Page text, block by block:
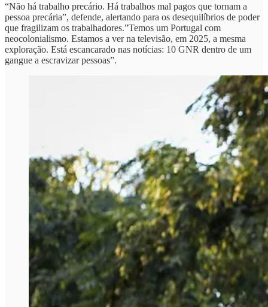
“Não há trabalho precário. Há trabalhos mal pagos que tornam a
pessoa precária”, defende, alertando para os desequilíbrios de poder
que fragilizam os trabalhadores.”Temos um Portugal com
neocolonialismo. Estamos a ver na televisão, em 2025, a mesma
exploração. Está escancarado nas notícias: 10 GNR dentro de um
gangue a escravizar pessoas”.